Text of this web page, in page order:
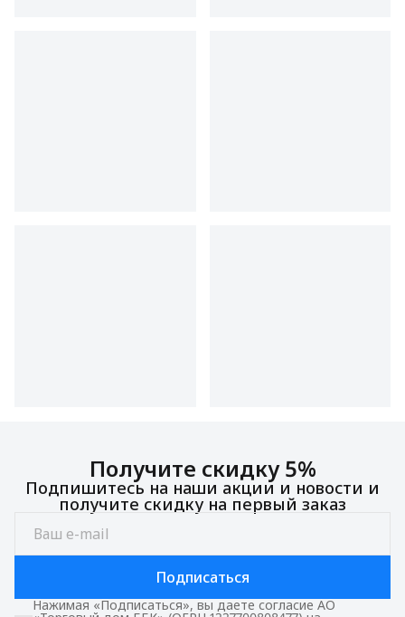
Получите скидку 5%
Подпишитесь на наши акции и новости и
получите скидку на первый заказ
Подписаться
Нажимая «Подписаться», вы даете согласие АО